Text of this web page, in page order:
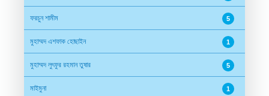
ফরচুন শামীম 5
মুহাম্মদ এশফাক হোছাইন 1
মুহাম্মদ লুৎফুর রহমান তুষার 5
মাইমুনা 1